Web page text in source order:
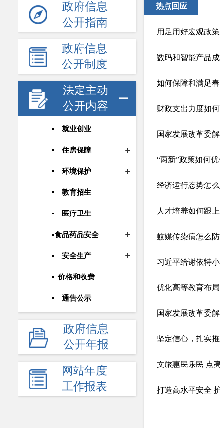
政府信息
公开指南
政府信息
公开制度
法定主动
公开内容
就业创业
住房保障
环境保护
教育招生
医疗卫生
食品药品安全
安全生产
价格和收费
通告公示
人事信息
新闻发布会
政府信息
公开年报
网站年度
工作报表
热点回应
用足用好宏观政
数码和智能产品
如何保障和满足
财政支出力度如
国家发展改革委
“两新”政策如何
人才培养如何跟
蚊媒传染病怎么
国家发展改革委
坚定信心，扎实
文旅惠民乐民 点
打造高水平安全